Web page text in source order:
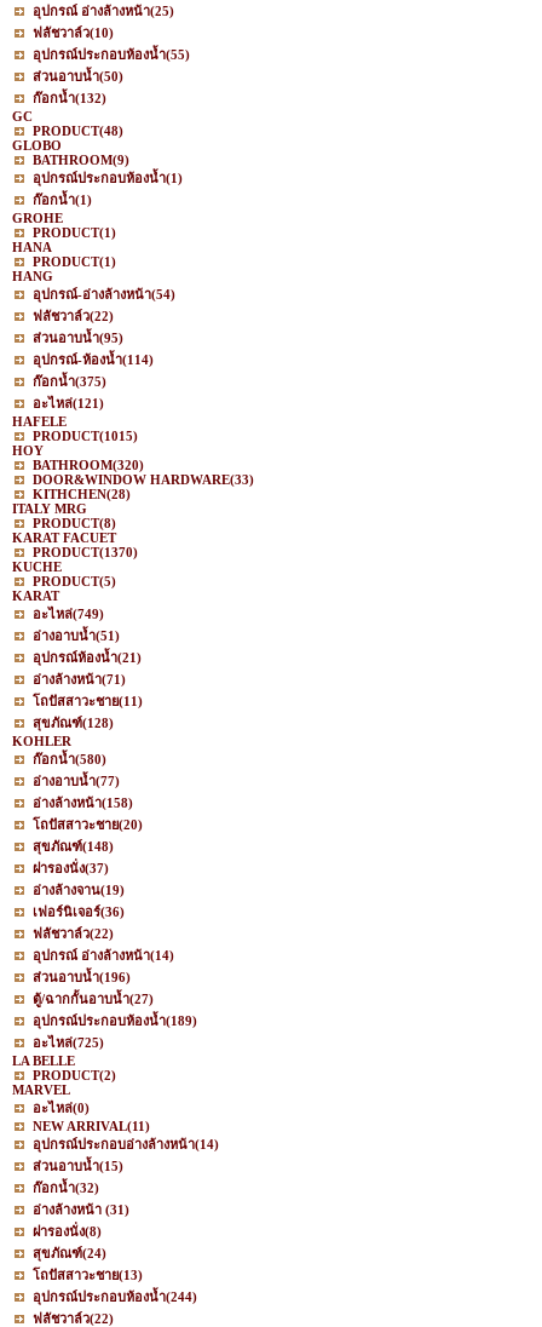
อุปกรณ์ อ่างล้างหน้า(25)
ฟลัชวาล์ว(10)
อุปกรณ์ประกอบห้องน้ำ(55)
ส่วนอาบน้ำ(50)
ก๊อกน้ำ(132)
GC
PRODUCT(48)
GLOBO
BATHROOM(9)
อุปกรณ์ประกอบห้องน้ำ(1)
ก๊อกน้ำ(1)
GROHE
PRODUCT(1)
HANA
PRODUCT(1)
HANG
อุปกรณ์-อ่างล้างหน้า(54)
ฟลัชวาล์ว(22)
ส่วนอาบน้ำ(95)
อุปกรณ์-ห้องน้ำ(114)
ก๊อกน้ำ(375)
อะไหล่(121)
HAFELE
PRODUCT(1015)
HOY
BATHROOM(320)
DOOR&WINDOW HARDWARE(33)
KITHCHEN(28)
ITALY MRG
PRODUCT(8)
KARAT FACUET
PRODUCT(1370)
KUCHE
PRODUCT(5)
KARAT
อะไหล่(749)
อ่างอาบน้ำ(51)
อุปกรณ์ห้องน้ำ(21)
อ่างล้างหน้า(71)
โถปัสสาวะชาย(11)
สุขภัณฑ์(128)
KOHLER
ก๊อกน้ำ(580)
อ่างอาบน้ำ(77)
อ่างล้างหน้า(158)
โถปัสสาวะชาย(20)
สุขภัณฑ์(148)
ฝารองนั่ง(37)
อ่างล้างจาน(19)
เฟอร์นิเจอร์(36)
ฟลัชวาล์ว(22)
อุปกรณ์ อ่างล้างหน้า(14)
ส่วนอาบน้ำ(196)
ตู้/ฉากกั้นอาบน้ำ(27)
อุปกรณ์ประกอบห้องน้ำ(189)
อะไหล่(725)
LA BELLE
PRODUCT(2)
MARVEL
อะไหล่(0)
NEW ARRIVAL(11)
อุปกรณ์ประกอบอ่างล้างหน้า(14)
ส่วนอาบน้ำ(15)
ก๊อกน้ำ(32)
อ่างล้างหน้า (31)
ฝารองนั่ง(8)
สุขภัณฑ์(24)
โถปัสสาวะชาย(13)
อุปกรณ์ประกอบห้องน้ำ(244)
ฟลัชวาล์ว(22)